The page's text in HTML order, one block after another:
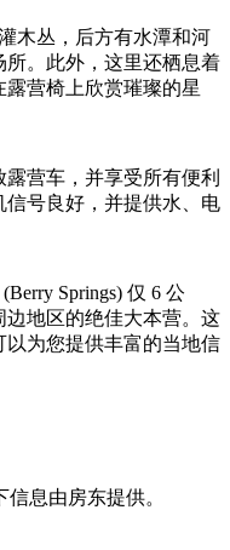
木丛，后方有水潭和河
。此外，这里还栖息着
营椅上欣赏璀璨的星
营车，并享受所有便利
号良好，并提供水、电
Springs) 仅 6 公
地区的绝佳大本营。这
为您提供丰富的当地信
息由房东提供。